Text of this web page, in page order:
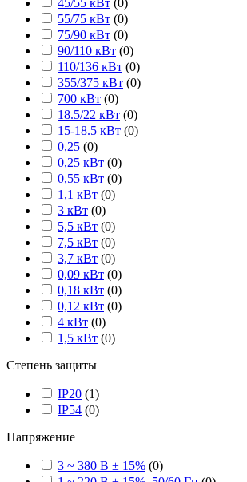
45/55 кВт (0)
55/75 кВт (0)
75/90 кВт (0)
90/110 кВт (0)
110/136 кВт (0)
355/375 кВт (0)
700 кВт (0)
18.5/22 кВт (0)
15-18.5 кВт (0)
0,25 (0)
0,25 кВт (0)
0,55 кВт (0)
1,1 кВт (0)
3 кВт (0)
5,5 кВт (0)
7,5 кВт (0)
3,7 кВт (0)
0,09 кВт (0)
0,18 кВт (0)
0,12 кВт (0)
4 кВт (0)
1,5 кВт (0)
Степень защиты
IP20 (1)
IP54 (0)
Напряжение
3 ~ 380 В ± 15% (0)